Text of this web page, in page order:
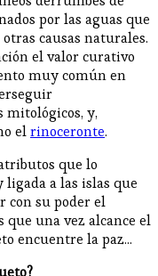
por las aguas que
causas naturales.
el valor curativo
muy común en
mitológicos, y,
elrinoceronte.
que lo
a las islas que
con su poder el
que una vez alcance el
encuentre la paz...